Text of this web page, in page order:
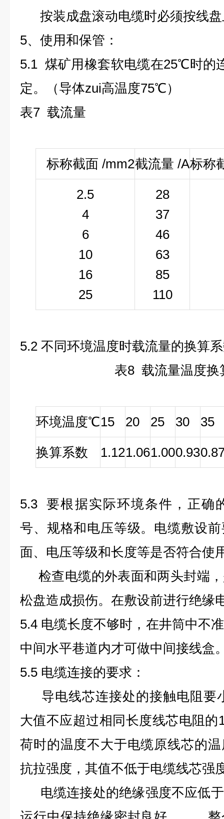
按装成盘滚动电缆时必须按线盘
5、使用和保管：
5.1 煤矿用橡套软电缆在25℃时的
定。（导体zui高温度75℃）
表7 载流量
标称截面 /mm2截流量 /A标称
2.5
4
6
10
16
25
28
37
46
63
85
110
5.2 不同环境温度时载流量的换算
表8 载流量温度换
环境温度℃15 20 25 30 35
换算系数 1.121.061.000.93
5.3 要根据实际环境条件，正确
号、规格和电压等级。电缆敷设
面、电压等级和长度等是否符合使
检查电缆的外表面和两头封端
松盘造成损伤。在敷设前进行绝缘
5.4 电缆长度不够时，在井筒中不
中间水平巷道内才可做中间接线盒
5.5 电缆连接的要求：
导电线芯连接处的接触电阻要
大值不应超过相同长度线芯电阻的
荷时的温度不大于电缆原线芯的
抗拉强度，其值不低于电缆线芯强
电缆连接处的绝缘强度不应低